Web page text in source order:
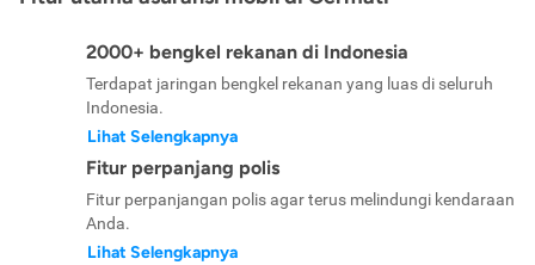
2000+ bengkel rekanan di Indonesia
Terdapat jaringan bengkel rekanan yang luas di seluruh
Indonesia.
Lihat Selengkapnya
Fitur perpanjang polis
Fitur perpanjangan polis agar terus melindungi kendaraan
Anda.
Lihat Selengkapnya